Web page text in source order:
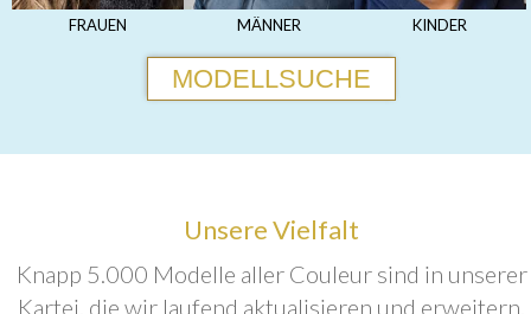
FRAUEN MÄNNER KINDER
MODELLSUCHE
Unsere Vielfalt
Knapp 5.000 Modelle aller Couleur sind in unserer
Kartei, die wir laufend aktualisieren und erweitern.